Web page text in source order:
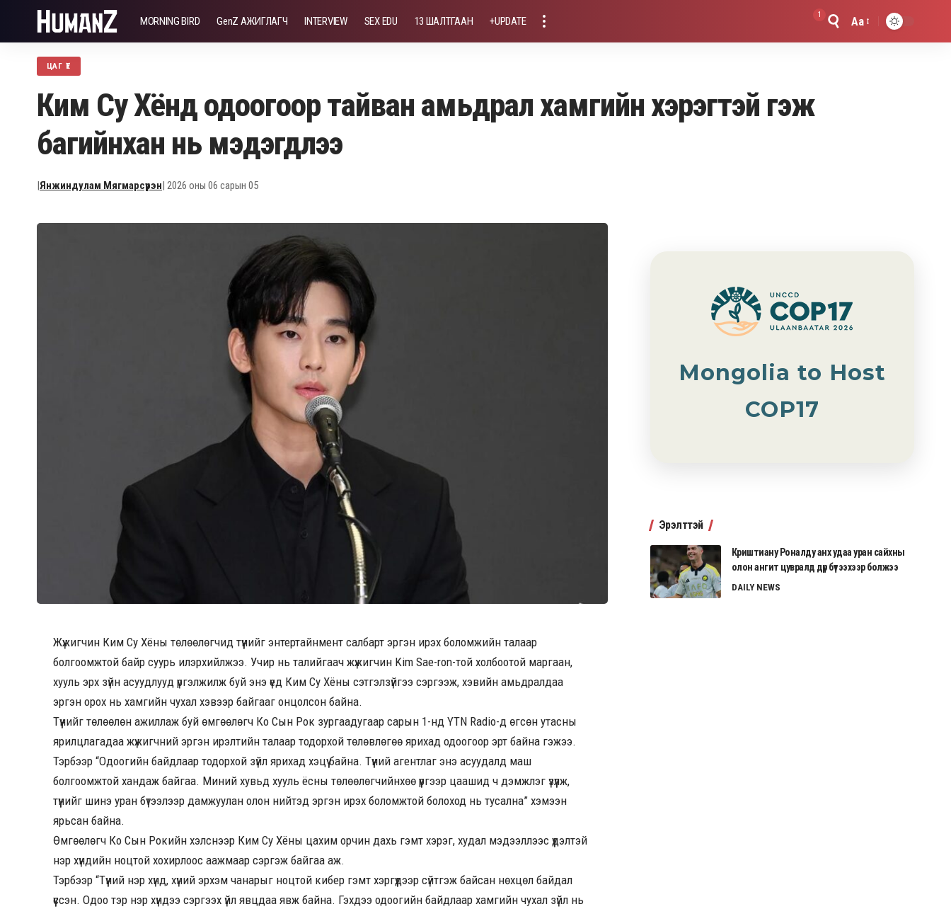
MORNING BIRD GenZ АЖИГЛАГЧ INTERVIEW SEX EDU 13 ШАЛТГААН +UPDATE
1
Font
Aa
ЦАГ ҮЕ
Ким Су Хёнд одоогоор тайван амьдрал хамгийн хэрэгтэй гэж
багийнхан нь мэдэгдлээ
|Янжиндулам Мягмарсүрэн| 2026 оны 06 сарын 05
Жүжигчин Ким Су Хёны төлөөлөгчид түүнийг энтертайнмент салбарт эргэн ирэх боломжийн талаар
болгоомжтой байр суурь илэрхийлжээ. Учир нь талийгаач жүжигчин Kim Sae-ron-той холбоотой маргаан,
хууль эрх зүйн асуудлууд үргэлжилж буй энэ үед Ким Су Хёны сэтгэлзүйгээ сэргээж, хэвийн амьдралдаа
эргэн орох нь хамгийн чухал хэвээр байгааг онцолсон байна.
Түүнийг төлөөлөн ажиллаж буй өмгөөлөгч Ко Сын Рок зургаадугаар сарын 1-нд YTN Radio-д өгсөн утасны
ярилцлагадаа жүжигчний эргэн ирэлтийн талаар тодорхой төлөвлөгөө ярихад одоогоор эрт байна гэжээ.
Тэрбээр “Одоогийн байдлаар тодорхой зүйл ярихад хэцүү байна. Түүний агентлаг энэ асуудалд маш
болгоомжтой хандаж байгаа. Миний хувьд хууль ёсны төлөөлөгчийнхөө үүргээр цаашид ч дэмжлэг үзүүлж,
түүнийг шинэ уран бүтээлээр дамжуулан олон нийтэд эргэн ирэх боломжтой болоход нь тусална” хэмээн
ярьсан байна.
Өмгөөлөгч Ко Сын Рокийн хэлснээр Ким Су Хёны цахим орчин дахь гэмт хэрэг, худал мэдээллээс үүдэлтэй
нэр хүндийн ноцтой хохирлоос аажмаар сэргэж байгаа аж.
Тэрбээр “Түүний нэр хүнд, хүний эрхэм чанарыг ноцтой кибер гэмт хэргүүдээр сүйтгэж байсан нөхцөл байдал
үүссэн. Одоо тэр нэр хүндээ сэргээх үйл явцдаа явж байна. Гэхдээ одоогийн байдлаар хамгийн чухал зүйл нь
Mongolia to Host
COP17
Эрэлттэй
Криштиану Роналду анх удаа уран сайхны
олон ангит цувралд дүр бүтээхээр болжээ
DAILY NEWS